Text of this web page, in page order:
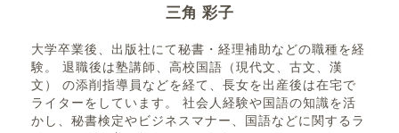
三角 彩子
大学卒業後、出版社にて秘書・経理補助などの職種を経
験。 退職後は塾講師、高校国語（現代文、古文、漢
文） の添削指導員などを経て、長女を出産後は在宅で
ライターをしています。 社会人経験や国語の知識を活
かし、秘書検定やビジネスマナー、国語などに関するラ